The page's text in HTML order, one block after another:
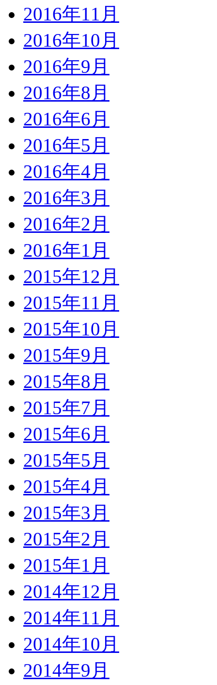
2016年11月
2016年10月
2016年9月
2016年8月
2016年6月
2016年5月
2016年4月
2016年3月
2016年2月
2016年1月
2015年12月
2015年11月
2015年10月
2015年9月
2015年8月
2015年7月
2015年6月
2015年5月
2015年4月
2015年3月
2015年2月
2015年1月
2014年12月
2014年11月
2014年10月
2014年9月